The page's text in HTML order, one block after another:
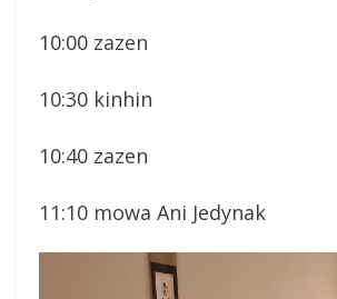
10:00 zazen
10:30 kinhin
10:40 zazen
11:10 mowa Ani Jedynak